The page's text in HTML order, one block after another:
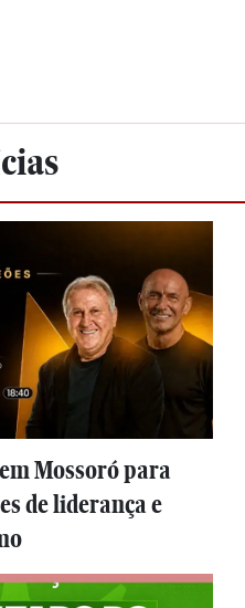
Mossoró para
de liderança e